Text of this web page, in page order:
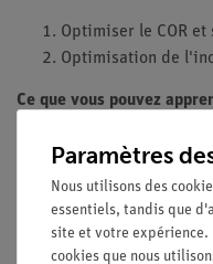
Optimiser le COR et
Optimisation de
Ce que vous pouvez
Alignement du
Axe de rotation
Inclinaison
Paramètres
Nous utilisons des
essentiels, tandis que
site et votre expérience.
cookies que nous